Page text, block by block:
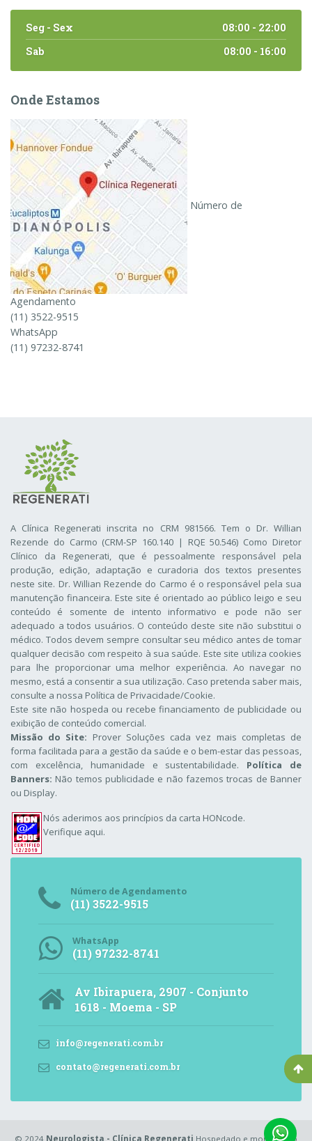
Seg - Sex
08:00 - 22:00
Sab
08:00 - 16:00
Onde Estamos
Número de
Agendamento
(11) 3522-9515
WhatsApp
(11) 97232-8741
A Clínica Regenerati inscrita no CRM 981566. Tem o Dr. Willian
Rezende do Carmo (CRM-SP 160.140 | RQE 50.546) Como Diretor
Clínico da Regenerati, que é pessoalmente responsável pela
produção, edição, adaptação e curadoria dos textos presentes
neste site. Dr. Willian Rezende do Carmo é o responsável pela sua
manutenção financeira. Este site é orientado ao público leigo e seu
conteúdo é somente de intento informativo e pode não ser
adequado a todos usuários. O conteúdo deste site não substitui o
médico. Todos devem sempre consultar seu médico antes de tomar
qualquer decisão com respeito à sua saúde. Este site utiliza cookies
para lhe proporcionar uma melhor experiência. Ao navegar no
mesmo, está a consentir a sua utilização. Caso pretenda saber mais,
consulte a nossa Política de Privacidade/Cookie.
Este site não hospeda ou recebe financiamento de publicidade ou
exibição de conteúdo comercial.
Missão do Site: Prover Soluções cada vez mais completas de
forma facilitada para a gestão da saúde e o bem-estar das pessoas,
com excelência, humanidade e sustentabilidade. Política de
Banners: Não temos publicidade e não fazemos trocas de Banner
ou Display.
Nós aderimos aos princípios da carta HONcode.
Verifique aqui.
Número de Agendamento
(11) 3522-9515
WhatsApp
(11) 97232-8741
Av Ibirapuera, 2907 - Conjunto
1618 - Moema - SP
info@regenerati.com.br
contato@regenerati.com.br
© 2024 Neurologista - Clínica Regenerati Hospedado e monitorado